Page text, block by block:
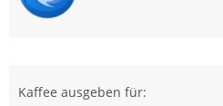
Kaffee ausgeben für: